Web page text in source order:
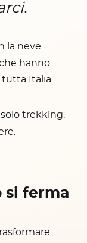
la neve.
hanno
Italia.
trekking.
si ferma